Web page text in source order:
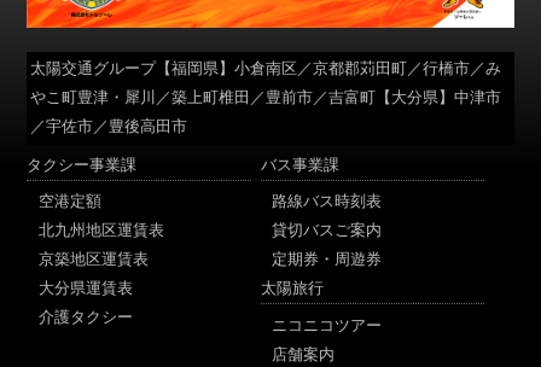
太陽交通グループ【福岡県】小倉南区／京都郡苅田町／行橋市／み
やこ町豊津・犀川／築上町椎田／豊前市／吉富町【大分県】中津市
／宇佐市／豊後高田市
タクシー事業課
空港定額
北九州地区運賃表
京築地区運賃表
大分県運賃表
介護タクシー
バス事業課
路線バス時刻表
貸切バスご案内
定期券・周遊券
太陽旅行
ニコニコツアー
店舗案内